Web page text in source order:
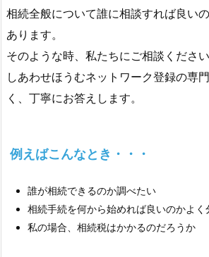
相続全般について誰に相談すれば良い
あります。
そのような時、私たちにご相談ください
しあわせほうむネットワーク登録の専
く、丁寧にお答えします。
例えばこんなとき・・・
誰が相続できるのか調べたい
相続手続を何から始めれば良いのかよく
私の場合、相続税はかかるのだろうか